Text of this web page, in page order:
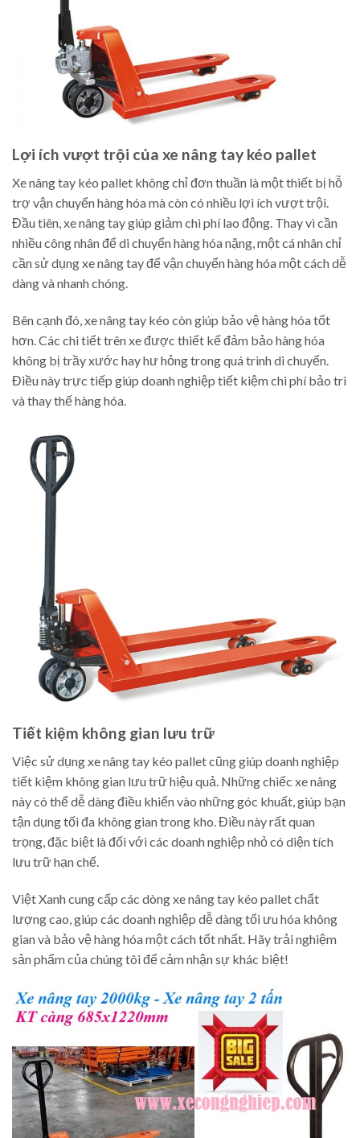
Lợi ích vượt trội của xe nâng tay kéo pallet
Xe nâng tay kéo pallet không chỉ đơn thuần là một thiết bị hỗ
trợ vận chuyển hàng hóa mà còn có nhiều lợi ích vượt trội.
Đầu tiên, xe nâng tay giúp giảm chi phí lao động. Thay vì cần
nhiều công nhân để di chuyển hàng hóa nặng, một cá nhân chỉ
cần sử dụng xe nâng tay để vận chuyển hàng hóa một cách dễ
dàng và nhanh chóng.
Bên cạnh đó, xe nâng tay kéo còn giúp bảo vệ hàng hóa tốt
hơn. Các chi tiết trên xe được thiết kế đảm bảo hàng hóa
không bị trầy xước hay hư hỏng trong quá trình di chuyển.
Điều này trực tiếp giúp doanh nghiệp tiết kiệm chi phí bảo trì
và thay thế hàng hóa.
Tiết kiệm không gian lưu trữ
Việc sử dụng xe nâng tay kéo pallet cũng giúp doanh nghiệp
tiết kiệm không gian lưu trữ hiệu quả. Những chiếc xe nâng
này có thể dễ dàng điều khiển vào những góc khuất, giúp bạn
tận dụng tối đa không gian trong kho. Điều này rất quan
trọng, đặc biệt là đối với các doanh nghiệp nhỏ có diện tích
lưu trữ hạn chế.
Việt Xanh cung cấp các dòng xe nâng tay kéo pallet chất
lượng cao, giúp các doanh nghiệp dễ dàng tối ưu hóa không
gian và bảo vệ hàng hóa một cách tốt nhất. Hãy trải nghiệm
sản phẩm của chúng tôi để cảm nhận sự khác biệt!